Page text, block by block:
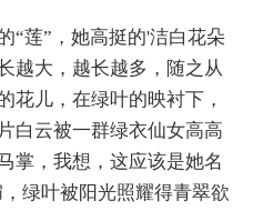
“莲”，她高挺的'洁白花朵
越大，越长越多，随之从
花儿，在绿叶的映衬下，
白云被一群绿衣仙女高高
掌，我想，这应该是她名
绿叶被阳光照耀得青翠欲